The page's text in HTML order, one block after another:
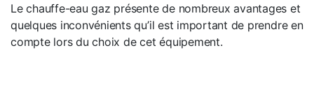
Le chauffe-eau gaz présente de nombreux avantages et
quelques inconvénients qu’il est important de prendre en
compte lors du choix de cet équipement.